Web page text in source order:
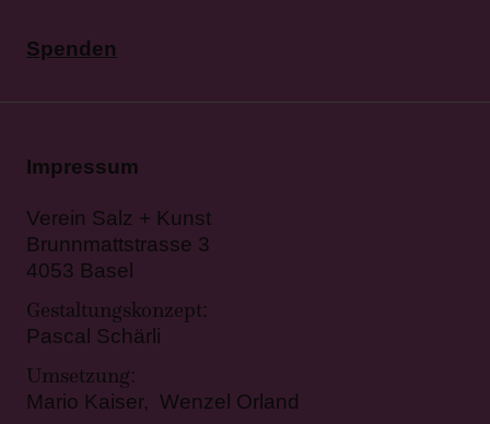
Spenden
Impressum
Verein Salz + Kunst
Brunnmattstrasse 3
4053 Basel
Gestaltungskonzept:
Pascal Schärli
Umsetzung:
Mario Kaiser, Wenzel Orland